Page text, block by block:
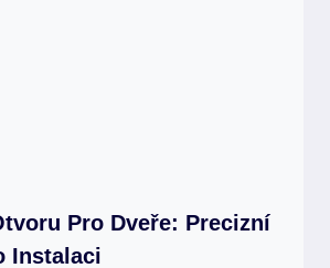
Pro Dveře: Precizní
Instalaci